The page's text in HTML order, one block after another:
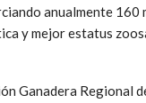
anualmente 160
y mejor estatus
Ganadera Regional